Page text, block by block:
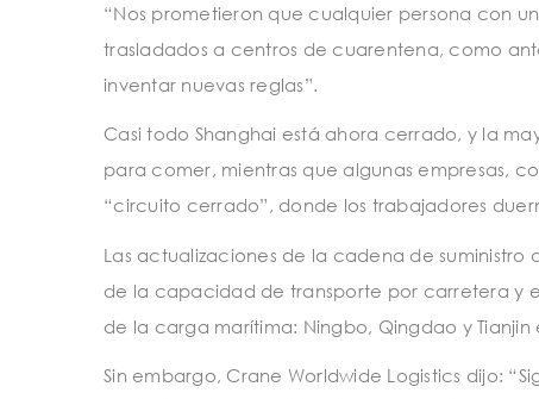
“Nos prometieron que cualquier persona con
trasladados a centros de cuarentena, como
inventar nuevas reglas”.
Casi todo Shanghai está ahora cerrado, y la
para comer, mientras que algunas empresas,
“circuito cerrado”, donde los trabajadores
Las actualizaciones de la cadena de
de la capacidad de transporte por carretera y
de la carga marítima: Ningbo, Qingdao y
Sin embargo, Crane Worldwide Logistics dijo: